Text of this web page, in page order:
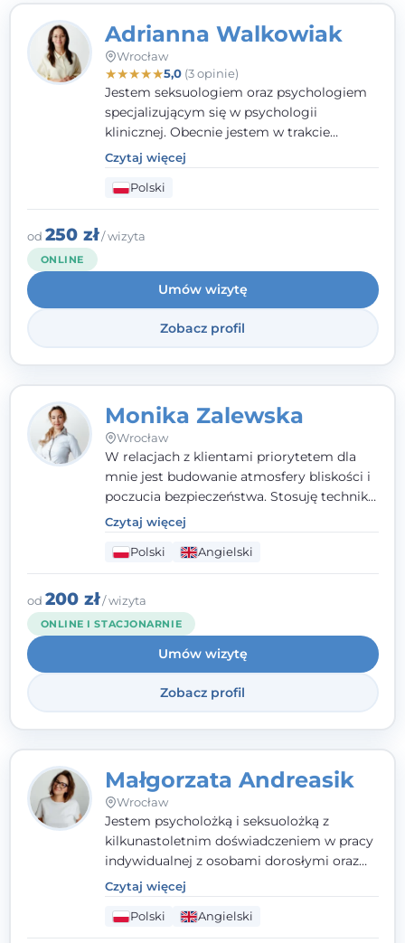
Adrianna Walkowiak
Wrocław
★★★★★5,0(3 opinie)
Jestem seksuologiem oraz psychologiem
specjalizującym się w psychologii
klinicznej. Obecnie jestem w trakcie
szkolenia na psychoterapeutę
systemowego. Posiadam status członka
nadzwyczajnego Wielkopolskiego
TowarzystwaTerapii Systemowejoraz
należę do Polskiego Towarzystwa
pierwszym miejscu stawiam budowanie
atmosfery bezpieczeństwa i zrozumienia w
relacjach z Klientami. Istotna dla nie jest
również koncentracja na dostępnych
zasobach.
Czytaj więcej
Polski
od 250 zł/ wizyta
ONLINE
Umów wizytę
Zobacz profil
Monika Zalewska
Wrocław
W relacjach z klientami priorytetem dla
mnie jest budowanie atmosfery bliskości i
poczucia bezpieczeństwa. Stosuję techniki
poznawczo-behawioralne oraz metody,
które koncentrują się na rozwiązaniach
(TSR). Te polegają na osiąganiu
zamierzonych celów (doprowadzeniu do
rozwiązania trudnych sytuacji) poprzez
identyfikowanie i wzmacnianie zasobów
oraz mocnych stron klienta. W swojej
pracy korzystam także z metod dialogu
motywacyjnego itreningu uważności.
Czytaj więcej
Polski Angielski
od 200 zł/ wizyta
ONLINE I STACJONARNIE
Umów wizytę
Zobacz profil
Małgorzata Andreasik
Wrocław
Jestem psycholożką i seksuolożką z
kilkunastoletnim doświadczeniem w pracy
indywidualnej z osobami dorosłymi oraz
parami. Specjalizuję się w obszarze zdrowia
seksualnego, żałoby, kryzysów życiowych i
wypalenia zawodowego. Pracuję w języku
Czytaj więcej
Polski Angielski